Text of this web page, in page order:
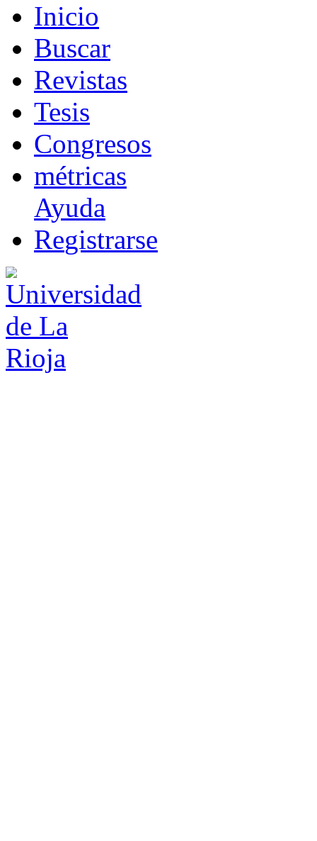
Inicio
Buscar
Revistas
Tesis
Congresos
métricas
Ayuda
Registrarse